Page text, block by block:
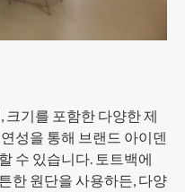
크기를 포함한 다양한 제
성을 통해 브랜드 아이덴
수 있습니다. 토트백에
한 원단을 사용하든, 다양